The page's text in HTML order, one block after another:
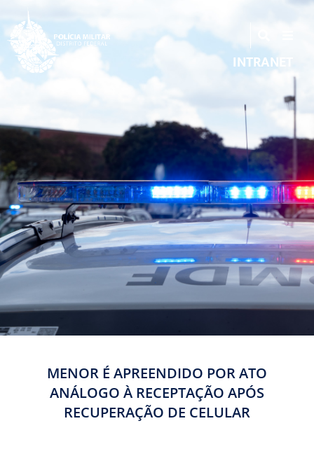
INTRANET
MENOR É APREENDIDO POR ATO
ANÁLOGO À RECEPTAÇÃO APÓS
RECUPERAÇÃO DE CELULAR